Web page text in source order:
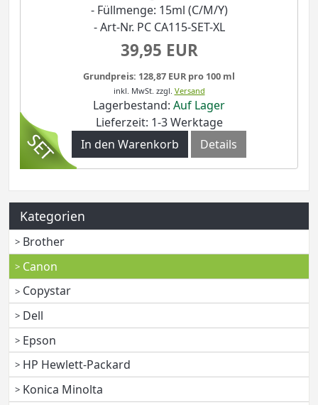
- Füllmenge: 15ml (C/M/Y)
- Art-Nr. PC CA115-SET-XL
39,95 EUR
Grundpreis: 128,87 EUR pro 100 ml
inkl. MwSt. zzgl. Versand
Lagerbestand: Auf Lager
Lieferzeit: 1-3 Werktage
In den Warenkorb
Details
Kategorien
Brother
Canon
Copystar
Dell
Epson
HP Hewlett-Packard
Konica Minolta